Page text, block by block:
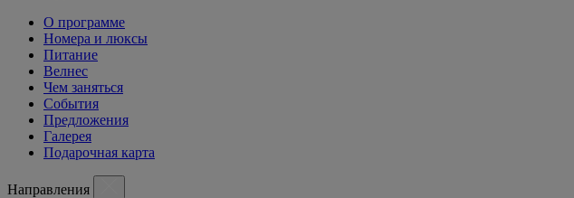
О программе
Номера и люксы
Питание
Велнес
Чем заняться
События
Предложения
Галерея
Подарочная карта
Направления